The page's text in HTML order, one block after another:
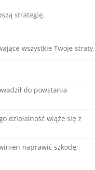
strategię.
wszystkie Twoje straty.
do powstania
działalność wiąże się z
naprawić szkodę,